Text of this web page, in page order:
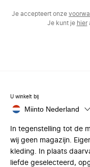
Je accepteert onze
Je kunt je hier
U winkelt bij
Miinto Nederland
In tegenstelling tot de
wij geen magazijn.
kleding. In plaats
liefde geselecteerd,